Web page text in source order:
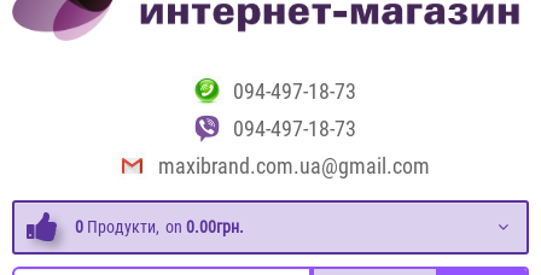
094-497-18-73
094-497-18-73
maxibrand.com.ua@gmail.com
0 Продукти, on 0.00грн.